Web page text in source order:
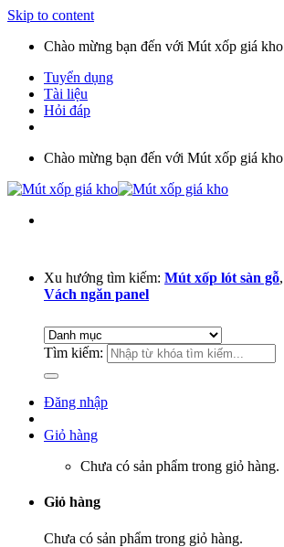
Skip to content
Chào mừng bạn đến với Mút xốp giá kho
Tuyển dụng
Tài liệu
Hỏi đáp
Chào mừng bạn đến với Mút xốp giá kho
Xu hướng tìm kiếm: Mút xốp lót sàn gỗ,
Vách ngăn panel
Tìm kiếm:
Đăng nhập
Giỏ hàng
Chưa có sản phẩm trong giỏ hàng.
Giỏ hàng
Chưa có sản phẩm trong giỏ hàng.